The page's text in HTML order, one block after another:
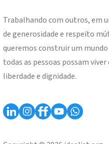
Trabalhando com outros, em
de generosidade e respeito
queremos construir um mundo
todas as pessoas possam viver
liberdade e dignidade.